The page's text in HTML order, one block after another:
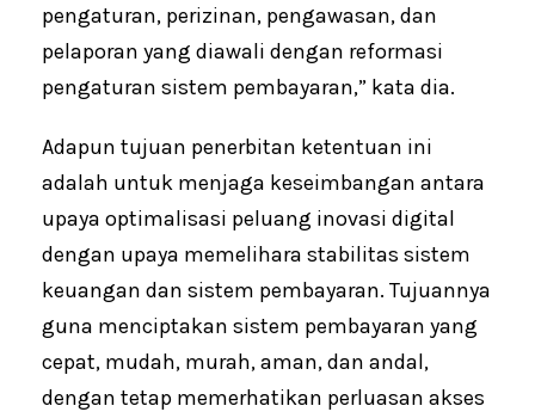
pengaturan, perizinan, pengawasan, dan
pelaporan yang diawali dengan reformasi
pengaturan sistem pembayaran,” kata dia.
Adapun tujuan penerbitan ketentuan ini
adalah untuk menjaga keseimbangan antara
upaya optimalisasi peluang inovasi digital
dengan upaya memelihara stabilitas sistem
keuangan dan sistem pembayaran. Tujuannya
guna menciptakan sistem pembayaran yang
cepat, mudah, murah, aman, dan andal,
dengan tetap memerhatikan perluasan akses